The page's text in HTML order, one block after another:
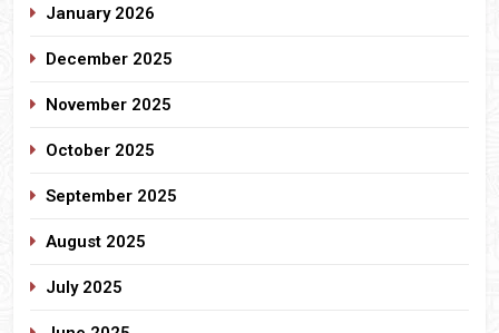
January 2026
December 2025
November 2025
October 2025
September 2025
August 2025
July 2025